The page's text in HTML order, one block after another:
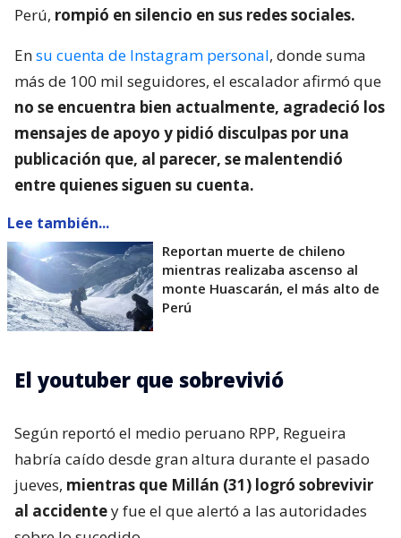
Perú, rompió en silencio en sus redes sociales.
Ensu cuenta de Instagram personal, donde suma
más de 100 mil seguidores, el escalador afirmó que
no se encuentra bien actualmente, agradeció los
mensajes de apoyo y pidió disculpas por una
publicación que, al parecer, se malentendió
entre quienes siguen su cuenta.
Lee también...
Reportan muerte de chileno
mientras realizaba ascenso al
monte Huascarán, el más alto de
Perú
El youtuber que sobrevivió
Según reportó el medio peruano RPP, Regueira
habría caído desde gran altura durante el pasado
jueves, mientras que Millán (31) logró sobrevivir
al accidentey fue el que alertó a las autoridades